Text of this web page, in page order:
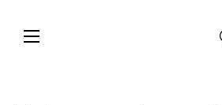
Przełącz nawigację
☰